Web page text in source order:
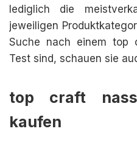
lediglich die
jeweiligen
Suche nach einem top
Test sind, schauen sie
top craft nass
kaufen